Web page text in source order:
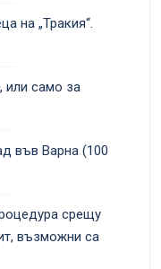
на „Тракия“.
или само за
във Варна (100
срещу
възможни са